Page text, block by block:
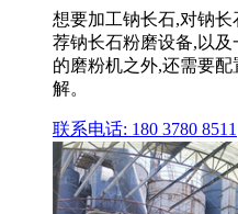
想要加工钠长石,对钠
荐钠长石粉磨设备,以
的磨粉机之外,还需要
解。
联系电话: 180 3780 8511